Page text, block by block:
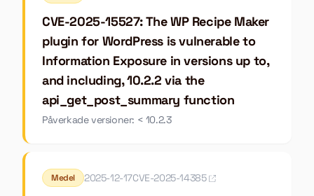
CVE-2025-15527: The WP Recipe Maker
plugin for WordPress is vulnerable to
Information Exposure in versions up to,
and including, 10.2.2 via the
api_get_post_summary function
Påverkade versioner: < 10.2.3
Medel 2025-12-17CVE-2025-14385